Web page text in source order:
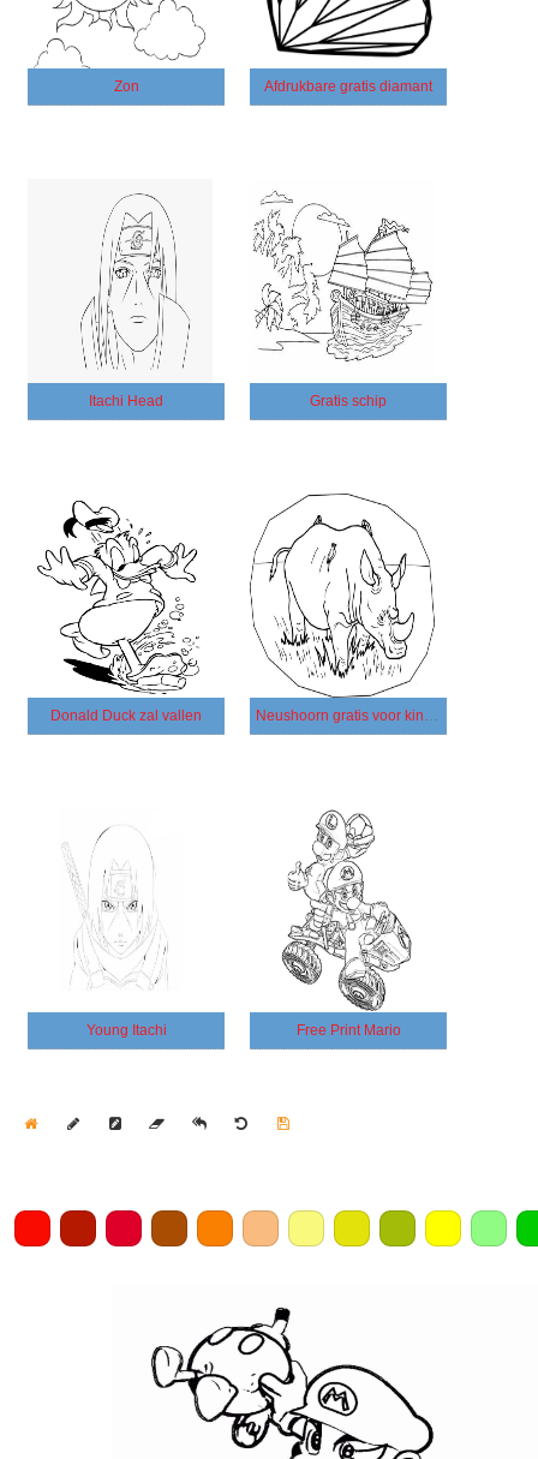
Zon Afdrukbare gratis diamant
Itachi Head Gratis schip
Donald Duck zal vallen Neushoorn gratis voor kinderen
Young Itachi Free Print Mario